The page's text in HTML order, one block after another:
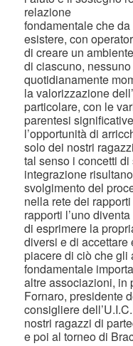
relazione
fondamentale che
esistere, con
di creare un
di ciascuno,
quotidianamente
la valorizzazione
particolare, con le
parentesi
l’opportunità di
solo dei nostri
tal senso i concetti
integrazione
svolgimento del
nella rete dei
rapporti l’uno
di esprimere la
diversi e di accettare
piacere di ciò che gli
fondamentale
altre associazioni, in
Fornaro, presidente
consigliere
nostri ragazzi di
e poi al torneo di